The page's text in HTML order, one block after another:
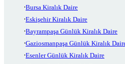
Bursa Kiralık Daire
Eskişehir Kiralık Daire
Bayrampaşa Günlük Kiralık Daire
Gaziosmanpaşa Günlük Kiralık
Esenler Günlük Kiralık Daire